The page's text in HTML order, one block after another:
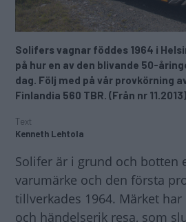
Solifers vagnar föddes 1964 i
på hur en av den blivande 50-
dag. Följ med på vår provkörning
Finlandia 560 TBR. (Från nr 11.2013)
Text
Kenneth Lehtola
Solifer är i grund och botten
varumärke och den första
tillverkades 1964. Märket
och händelserik resa, som